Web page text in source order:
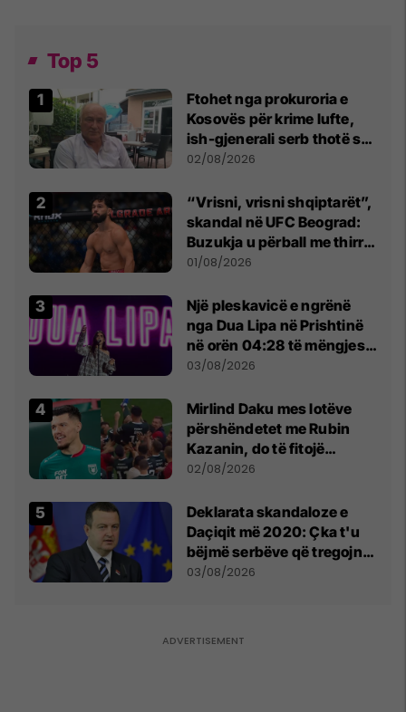
Top 5
Ftohet nga prokuroria e
Kosovës për krime lufte,
ish-gjenerali serb thotë se
dikush e tradhtoi në
02/08/2026
“Vrisni, vrisni shqiptarët”,
skandal në UFC Beograd:
Buzukja u përball me thirrje
anti-shqiptare nga
01/08/2026
Një pleskavicë e ngrënë
nga Dua Lipa në Prishtinë
në orën 04:28 të mëngjesit
- dhe bota digjitale serbe
03/08/2026
Mirlind Daku mes lotëve
përshëndetet me Rubin
Kazanin, do të fitojë
miliona te Spartak Moska
02/08/2026
​Deklarata skandaloze e
Daçiqit më 2020: Çka t'u
bëjmë serbëve që tregojnë
ku janë varrosur shqiptarët
03/08/2026